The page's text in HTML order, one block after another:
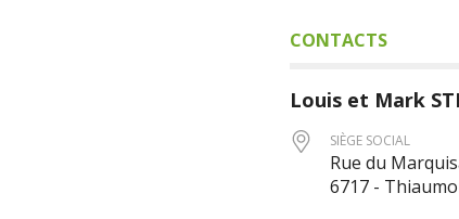
CONTACTS
Louis et Mark
SIÈGE SOCIAL
Rue du
6717 -